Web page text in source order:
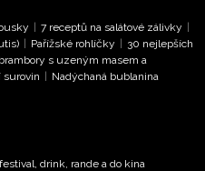
| 7 receptů na salátové zálivky |
| Pařížské rohlíčky | 30 nejlepších
s uzeným masem a
surovin | Nadýchaná bublanina
drink, rande a do kina